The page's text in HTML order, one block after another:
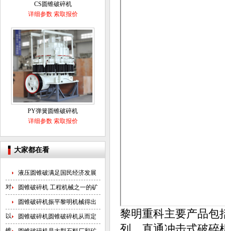
CS圆锥破碎机
详细参数 索取报价
PY弹簧圆锥破碎机
详细参数 索取报价
大家都在看
液压圆锥破满足国民经济发展
对
圆锥破碎机 工程机械之一的矿
圆锥破碎机振平黎明机械得出
以
圆锥破碎机圆锥破碎机从而定
黎明重科主要产品包